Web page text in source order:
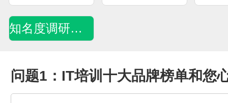
知名度调研问卷
问题1：IT培训十大品牌榜单和您